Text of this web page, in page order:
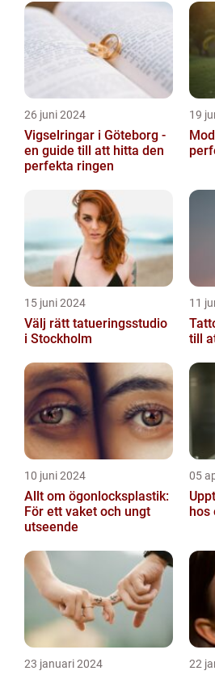
26 juni 2024
Vigselringar i Göteborg -
en guide till att hitta den
perfekta ringen
19
15 juni 2024
Välj rätt tatueringsstudio
i Stockholm
11
till
10 juni 2024
Allt om ögonlocksplastik:
För ett vaket och ungt
utseende
05
hos
23 januari 2024 22